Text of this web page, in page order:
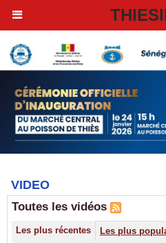
VIDEO
Toutes les vidéos
Les plus récentes
Les plus